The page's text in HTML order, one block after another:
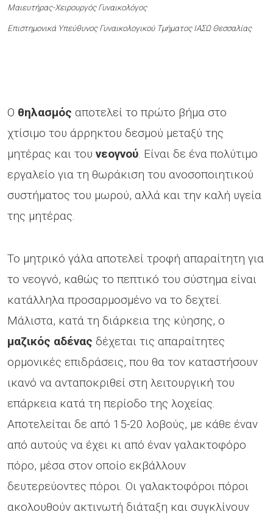
Μαιευτήρας-Χειρουργός Γυναικολόγος
Επιστημονικά Υπεύθυνος Γυναικολογικού Τμήματος ΙΑΣΩ Θεσσαλίας
Ο θηλασμός αποτελεί το πρώτο βήμα στο
χτίσιμο του άρρηκτου δεσμού μεταξύ της
μητέρας και του νεογνού. Είναι δε ένα πολύτιμο
εργαλείο για τη θωράκιση του ανοσοποιητικού
συστήματος του μωρού, αλλά και την καλή υγεία
της μητέρας.
Το μητρικό γάλα αποτελεί τροφή απαραίτητη για
το νεογνό, καθώς το πεπτικό του σύστημα είναι
κατάλληλα προσαρμοσμένο να το δεχτεί.
Μάλιστα, κατά τη διάρκεια της κύησης, ο
μαζικός αδένας δέχεται τις απαραίτητες
ορμονικές επιδράσεις, που θα τον καταστήσουν
ικανό να ανταποκριθεί στη λειτουργική του
επάρκεια κατά τη περίοδο της λοχείας.
Αποτελείται δε από 15-20 λοβούς, με κάθε έναν
από αυτούς να έχει κι από έναν γαλακτοφόρο
πόρο, μέσα στον οποίο εκβάλλουν
δευτερεύοντες πόροι. Οι γαλακτοφόροι πόροι
ακολουθούν ακτινωτή διάταξη και συγκλίνουν